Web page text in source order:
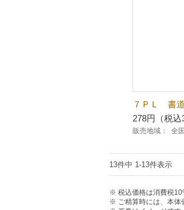
７ＰＬ 書
278円（税込
販売地域： 全国
13件中 1-13件表示
税込価格は消費税
ご精算時には、本体